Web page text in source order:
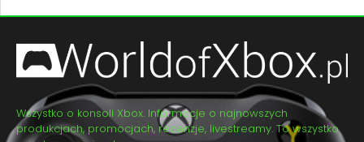
Wszystko o konsoli Xbox. Informacje o najnowszych
produkcjach, promocjach, recenzje, livestreamy. To wszystko